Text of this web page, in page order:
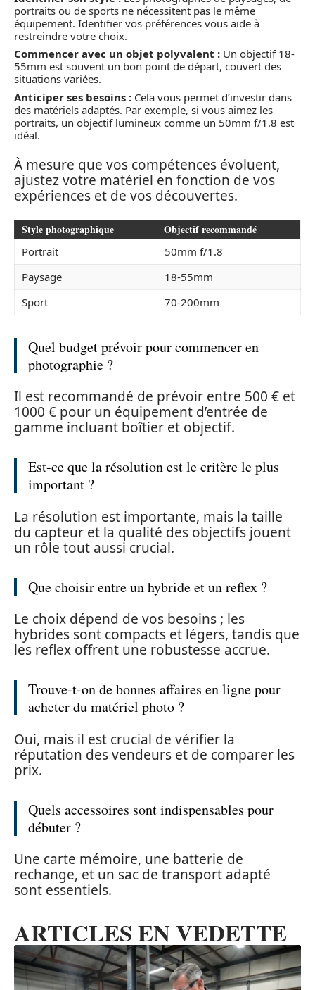
portraits ou de sports ne nécessitent pas le même
équipement. Identifier vos préférences vous aide à
restreindre votre choix.
Commencer avec un objet polyvalent : Un objectif 18-
55mm est souvent un bon point de départ, couvert des
situations variées.
Anticiper ses besoins : Cela vous permet d’investir dans
des matériels adaptés. Par exemple, si vous aimez les
portraits, un objectif lumineux comme un 50mm f/1.8 est
idéal.
À mesure que vos compétences évoluent,
ajustez votre matériel en fonction de vos
expériences et de vos découvertes.
Style photographique Objectif recommandé
Portrait
50mm f/1.8
Paysage
18-55mm
Sport
70-200mm
Quel budget prévoir pour commencer en
photographie ?
Il est recommandé de prévoir entre 500 € et
1000 € pour un équipement d’entrée de
gamme incluant boîtier et objectif.
Est-ce que la résolution est le critère le plus
important ?
La résolution est importante, mais la taille
du capteur et la qualité des objectifs jouent
un rôle tout aussi crucial.
Que choisir entre un hybride et un reflex ?
Le choix dépend de vos besoins ; les
hybrides sont compacts et légers, tandis que
les reflex offrent une robustesse accrue.
Trouve-t-on de bonnes affaires en ligne pour
acheter du matériel photo ?
Oui, mais il est crucial de vérifier la
réputation des vendeurs et de comparer les
prix.
Quels accessoires sont indispensables pour
débuter ?
Une carte mémoire, une batterie de
rechange, et un sac de transport adapté
sont essentiels.
ARTICLES EN VEDETTE